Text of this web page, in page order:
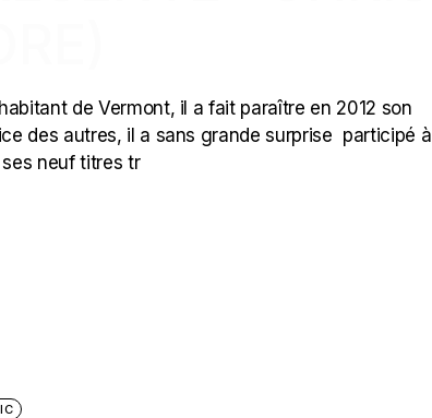
de Vermont, il a fait paraître en 2012 son
des autres, il a sans grande surprise participé à
neuf titres tr